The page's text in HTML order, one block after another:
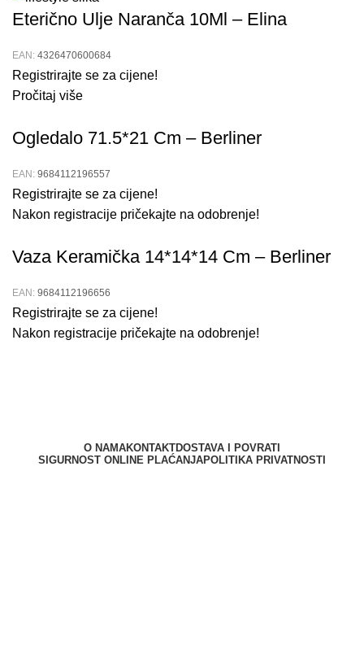
Eterično Ulje Naranča 10Ml – Elina
EAN: 4326470600684
Registrirajte se za cijene!
Pročitaj više
Ogledalo 71.5*21 Cm – Berliner
EAN: 9684112196557
Registrirajte se za cijene!
Nakon registracije pričekajte na odobrenje!
Vaza Keramička 14*14*14 Cm – Berliner
EAN: 9684112196656
Registrirajte se za cijene!
Nakon registracije pričekajte na odobrenje!
O NAMAKONTAKTDOSTAVA I POVRATI
SIGURNOST ONLINE PLAĆANJAPOLITIKA PRIVATNOSTI